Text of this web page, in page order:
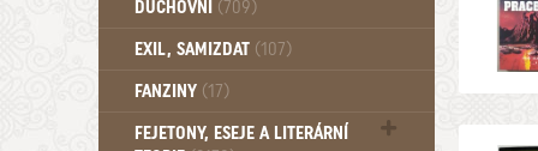
DUCHOVNÍ (709)
Okultismus (110)
EXIL, SAMIZDAT (107)
FANZINY (17)
FEJETONY, ESEJE A LITERÁRNÍ